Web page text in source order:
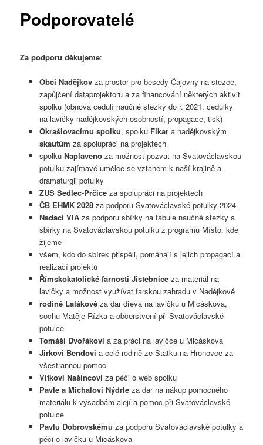
Podporovatelé
Za podporu děkujeme:
Obci Nadějkov za prostor pro besedy Čajovny na stezce,
zapůjčení dataprojektoru a za financování některých aktivit
spolku (obnova cedulí naučné stezky do r. 2021, cedulky
na lavičky nadějkovských osobností, propagace, tisk)
Okrašlovacímu spolku, spolku Fikar a nadějkovským
skautům za spolupráci na projektech
spolku Naplaveno za možnost pozvat na Svatováclavskou
potulku zajímavé umělce se vztahem k naší krajině a
dramaturgii potulky
ZUŠ Sedlec-Prčice za spolupráci na projektech
ČB EHMK 2028za podporu Svatováclavské potulky 2024
Nadaci VIAza podporu sbírky na tabule naučné stezky a
sbírky na Svatováclavskou potulku z programu Místo, kde
žijeme
všem, kdo do sbírek přispěli, pomáhají s jejich propagací a
realizací projektů
Římskokatolické farnosti Jistebniceza materiál na
lavičky a možnost využívat farskou zahradu v Nadějkově
rodině Lalákově za dar dřeva na lavičku u Micáskova,
sochu Matěje Řízka a občerstvení při Svatováclavské
potulce
Tomáši Dvořákovi a za práci na lavičce u Micáskova
Jirkovi Bendovi a celé rodině ze Statku na Hronovce za
všestrannou pomoc
Vítkovi Našincovi za péči o web spolku
Pavle a Michalovi Nýdrle za dar na nákup pomocného
materiálu k výsadbám alejí a pomoc při Svatováclavské
potulce
Pavlu Dobrovskému za podporu Svatováclavské potulky a
péči o lavičku u Micáskova